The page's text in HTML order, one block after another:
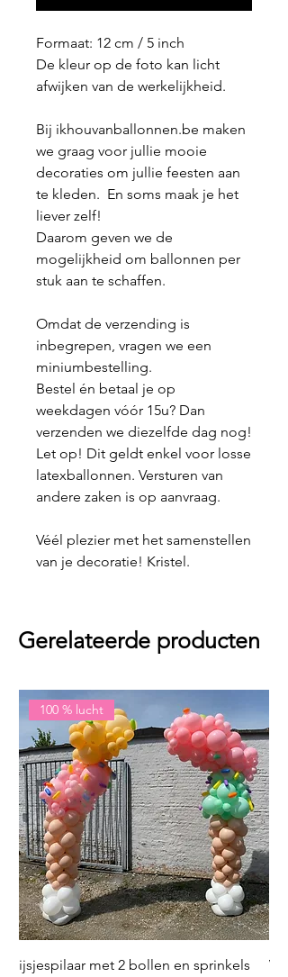
Formaat: 12 cm / 5 inch
De kleur op de foto kan licht
afwijken van de werkelijkheid.
Bij ikhouvanballonnen.be maken
we graag voor jullie mooie
decoraties om jullie feesten aan
te kleden. En soms maak je het
liever zelf!
Daarom geven we de
mogelijkheid om ballonnen per
stuk aan te schaffen.
Omdat de verzending is
inbegrepen, vragen we een
miniumbestelling.
Bestel én betaal je op
weekdagen vóór 15u? Dan
verzenden we diezelfde dag nog!
Let op! Dit geldt enkel voor losse
latexballonnen. Versturen van
andere zaken is op aanvraag.
Véél plezier met het samenstellen
van je decoratie! Kristel.
Gerelateerde producten
100 % lucht
ijsjespilaar met 2 bollen en sprinkels